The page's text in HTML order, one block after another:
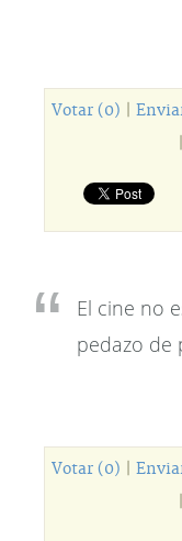
Votar (0)
El cine no
pedazo de
Votar (0)